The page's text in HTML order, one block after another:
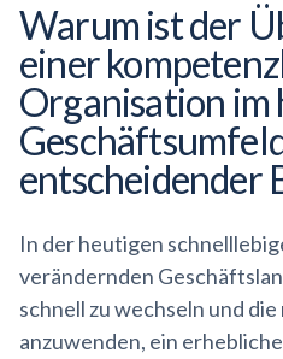
Warum ist der
einer
Organisation im
entscheidender
In der heutigen
verändernden
schnell zu wechseln und
anzuwenden, ein